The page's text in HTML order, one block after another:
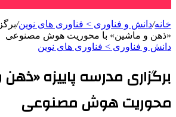
خانه/دانش و فناوری > فناوری های نوین/
«ذهن و ماشین» با محوریت هوش مصنوعی
دانش و فناوری > فناوری های نوین
برگزاری مدرسه پاییزه
محوریت هوش مصنوعی